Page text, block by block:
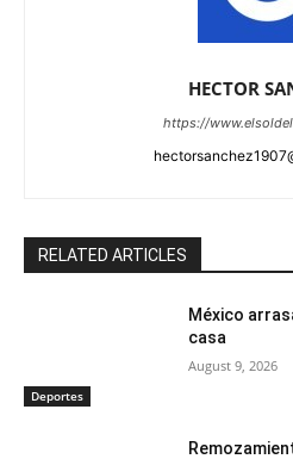
HECTOR
https://
RELATED ARTICLES
Deportes
México
casa
August 9, 2026